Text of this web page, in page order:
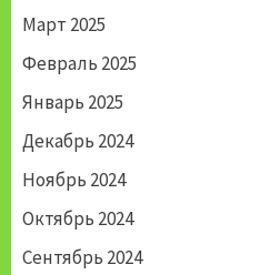
Март 2025
Февраль 2025
Январь 2025
Декабрь 2024
Ноябрь 2024
Октябрь 2024
Сентябрь 2024